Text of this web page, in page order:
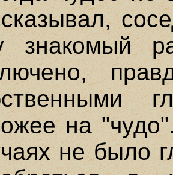
знакомый
на
не было